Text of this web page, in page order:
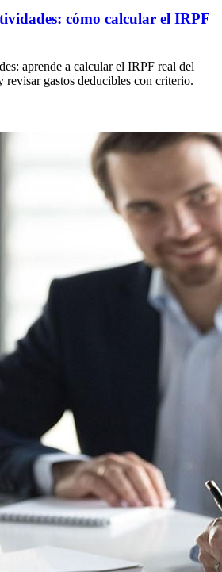
cómo calcular el IRPF
aprende a calcular el IRPF real del
revisar gastos deducibles con criterio.